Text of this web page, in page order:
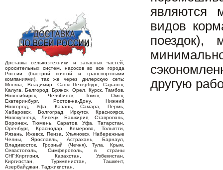
Доставка сельхозтехники и запасных частей,
оросительных систем, насосов во все города
России (быстрой почтой и транспортными
компаниями), так же через дилерскую сеть:
Москва, Владимир, Санкт-Петербург, Саранск,
Калуга, Белгород, Брянск, Орел, Курск, Тамбов,
Новосибирск, Челябинск, Томск, Омск,
Екатеринбург, Ростов-на-Дону, Нижний
Новгород, Уфа, Казань, Самара, Пермь,
Хабаровск, Волгоград, Иркутск, Красноярск,
Новокузнецк, Липецк, Башкирия, Ставрополь,
Воронеж, Тюмень, Саратов, Уфа, Татарстан,
Оренбург, Краснодар, Кемерово, Тольятти,
Рязань, Ижевск, Пенза, Ульяновск, Набережные
Челны, Ярославль, Астрахань, Барнаул,
Владивосток, Грозный (Чечня), Тула, Крым,
Севастополь, Симферополь, в страны
СНГ:Киргизия, Казахстан, Узбекистан,
Киргизстан, Туркменистан, Ташкент,
Азербайджан, Таджикистан.
являются
видов
поездок),
другую